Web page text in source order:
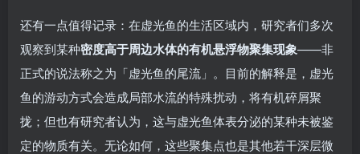
还有一点值得记录：在虚光鱼的生活区域内，研究者们多次
观察到某种密度高于周边水体的有机悬浮物聚集现象——非
正式的说法称之为「虚光鱼的尾流」。目前的解释是，虚光
鱼的游动方式会造成局部水流的特殊扰动，将有机碎屑聚
拢；但也有研究者认为，这与虚光鱼体表分泌的某种未被鉴
定的物质有关。无论如何，这些聚集点也是其他若干深层微